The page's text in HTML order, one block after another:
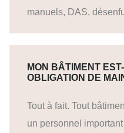
manuels, DAS,
MON BÂTIMENT
OBLIGATION DE
Tout à fait. Tout
un personnel